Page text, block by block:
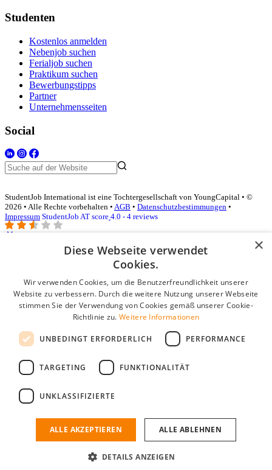
Studenten
Kostenlos anmelden
Nebenjob suchen
Ferialjob suchen
Praktikum suchen
Bewerbungstipps
Partner
Unternehmensseiten
Social
StudentJob International ist eine Tochtergesellschaft von YoungCapital • ©
2026 • Alle Rechte vorbehalten • AGB • Datenschutzbestimmungen •
Impressum StudentJob AT score 4.0 - 4 reviews
Login für Unternehmen
E-Mail*
Passwort
Angemeldet bleiben
Passwort vergessen?
Kostenloses Unternehmensprofil
Wenn Sie sich registriert haben, können Sie ein Unternehmensprofil
passenden Mitarbeiter zu finden.
×
Diese Webseite verwendet
Cookies.
Wir verwenden Cookies, um die Benutzerfreundlichkeit unserer
Website zu verbessern. Durch die weitere Nutzung unserer Webseite
stimmen Sie der Verwendung von Cookies gemäß unserer Cookie-
Richtlinie zu. Weitere Informationen
UNBEDINGT ERFORDERLICH PERFORMANCE
TARGETING FUNKTIONALITÄT
UNKLASSIFIZIERTE
ALLE AKZEPTIEREN ALLE ABLEHNEN
DETAILS ANZEIGEN